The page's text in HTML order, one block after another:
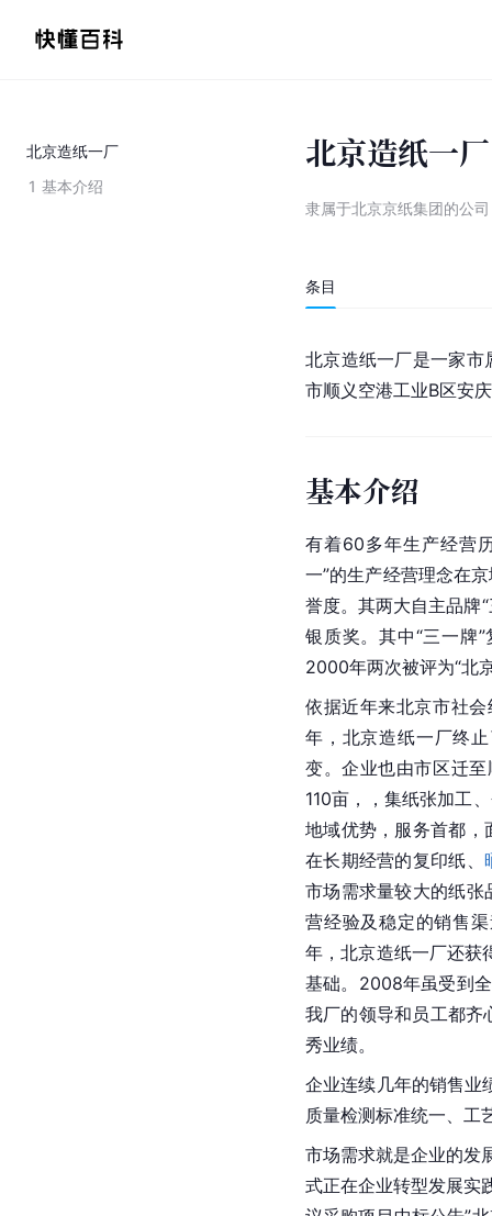
北京造纸一厂
1 基本介绍
北京造纸一厂
隶属于北京京纸集团的公司
条目
北京造纸一厂是一家
市顺义空港工业B区安
基本介绍
有着60多年生产经营
一”的生产经营理念在
誉度。其两大自主品牌
银质奖。其中“三一牌
2000年两次被评为“北
依据近年来北京市社
年，北京造纸一厂终
变。企业也由市区迁
110亩，，集纸张加工
地域优势，服务首都，
在长期经营的复印纸、
市场需求量较大的纸张
营经验及稳定的销售
年，北京造纸一厂还获
基础。2008年虽受到
我厂的领导和员工都
秀业绩。
企业连续几年的销售业
质量检测标准统一、工
市场需求就是企业的发
式正在企业转型发展实